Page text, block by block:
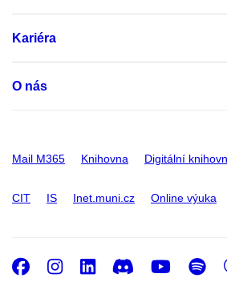
Kariéra
O nás
Mail M365 Knihovna Digitální
CIT IS Inet.muni.cz Online výuka
Facebook
Instagram
LinkedIn
Discord